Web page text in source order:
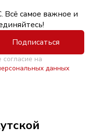
Всё самое важное и
Подписаться
на
данных